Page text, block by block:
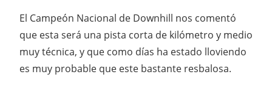
El Campeón Nacional de Downhill nos comentó
que esta será una pista corta de kilómetro y medio
muy técnica, y que como días ha estado lloviendo
es muy probable que este bastante resbalosa.